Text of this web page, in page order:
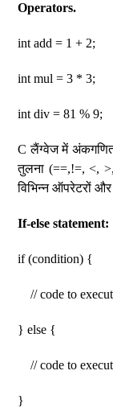
Operators.
int add = 1 + 2;
int mul = 3 * 3;
int div = 81 % 9;
C लैंग्वेज में
तुलना (==,!=, <,
विभिन्न ऑपरेटरों
If-else statement:
if (condition) {
// code to
} else {
// code to
}